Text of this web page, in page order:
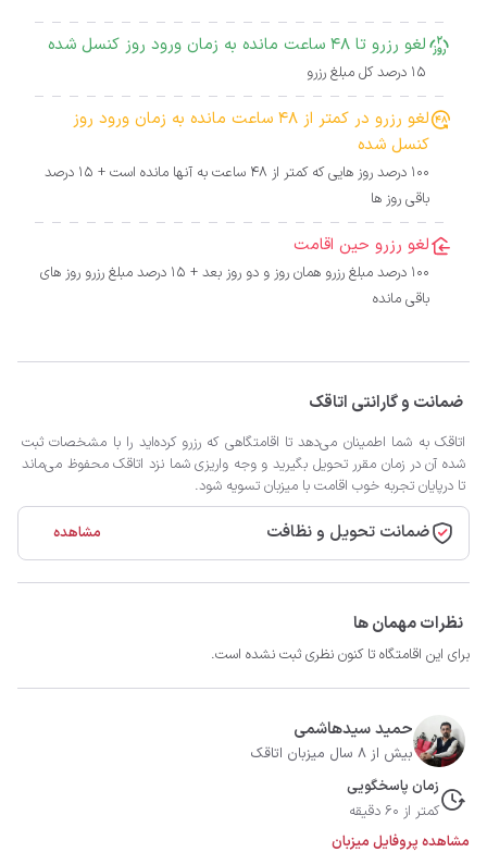
لغو رزرو تا 48 ساعت مانده به زمان ورود روز کنسل شده
15 درصد کل مبلغ رزرو
لغو رزرو در کمتر از 48 ساعت مانده به زمان ورود روز
کنسل شده
100 درصد روز هایی که کمتر از 48 ساعت به آنها مانده است + 15 درصد
باقی روز ها
لغو رزرو حین اقامت
100 درصد مبلغ رزرو همان روز و دو روز بعد + 15 درصد مبلغ رزرو روز های
باقی مانده
ضمانت و گارانتی اتاقک
اتاقک به شما اطمینان می‌دهد تا اقامتگاهی که رزرو کرده‌اید را با مشخصات ثبت
شده آن در زمان مقرر تحویل بگیرید و وجه واریزی شما نزد اتاقک محفوظ می‌ماند
تا درپایان تجربه خوب اقامت با میزبان تسویه شود.
ضمانت تحویل و نظافت مشاهده
نظرات مهمان ها
برای این اقامتگاه تا کنون نظری ثبت نشده است.
حمید سیدهاشمی
بیش از 8 سال میزبان اتاقک
زمان پاسخگویی
کمتر از 60 دقیقه
مشاهده پروفایل میزبان